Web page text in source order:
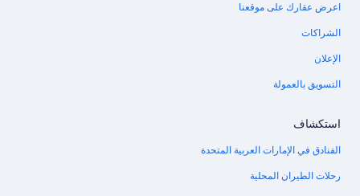
اعرض عقارك على موقعنا
الشراكات
الإعلان
التسويق بالعمولة
استكشاف
الفنادق في الإمارات العربية المتحدة
رحلات الطيران المحلية